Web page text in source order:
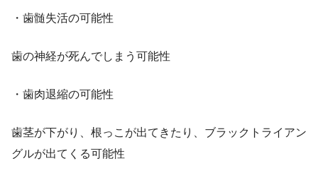
・歯髄失活の可能性
歯の神経が死んでしまう可能性
・歯肉退縮の可能性
歯茎が下がり、根っこが出てきたり、ブラックトライアン
グルが出てくる可能性